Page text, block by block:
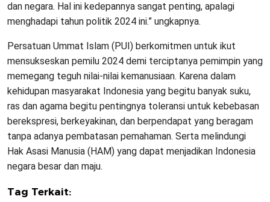
dan negara. Hal ini kedepannya sangat penting, apalagi
menghadapi tahun politik 2024 ini.” ungkapnya.
Persatuan Ummat Islam (PUI) berkomitmen untuk ikut
mensukseskan pemilu 2024 demi terciptanya pemimpin yang
memegang teguh nilai-nilai kemanusiaan. Karena dalam
kehidupan masyarakat Indonesia yang begitu banyak suku,
ras dan agama begitu pentingnya toleransi untuk kebebasan
berekspresi, berkeyakinan, dan berpendapat yang beragam
tanpa adanya pembatasan pemahaman. Serta melindungi
Hak Asasi Manusia (HAM) yang dapat menjadikan Indonesia
negara besar dan maju.
Tag Terkait: